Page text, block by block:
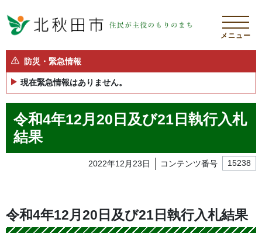
メニュー
防災・緊急情報
現在緊急情報はありません。
令和4年12月20日及び21日執行入札
結果
2022年12月23日 コンテンツ番号 15238
令和4年12月20日及び21日執行入札結果